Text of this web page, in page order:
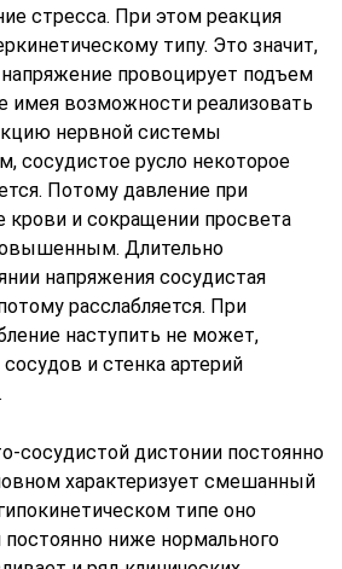
стресса. При этом реакция
типу. Это значит,
провоцирует подъем
имея возможности реализовать
нервной системы
сосудистое русло некоторое
Потому давление при
и сокращении просвета
Длительно
напряжения сосудистая
расслабляется. При
наступить не может,
и стенка артерий
сосудистой дистонии постоянно
характеризует смешанный
типе оно
ниже нормального